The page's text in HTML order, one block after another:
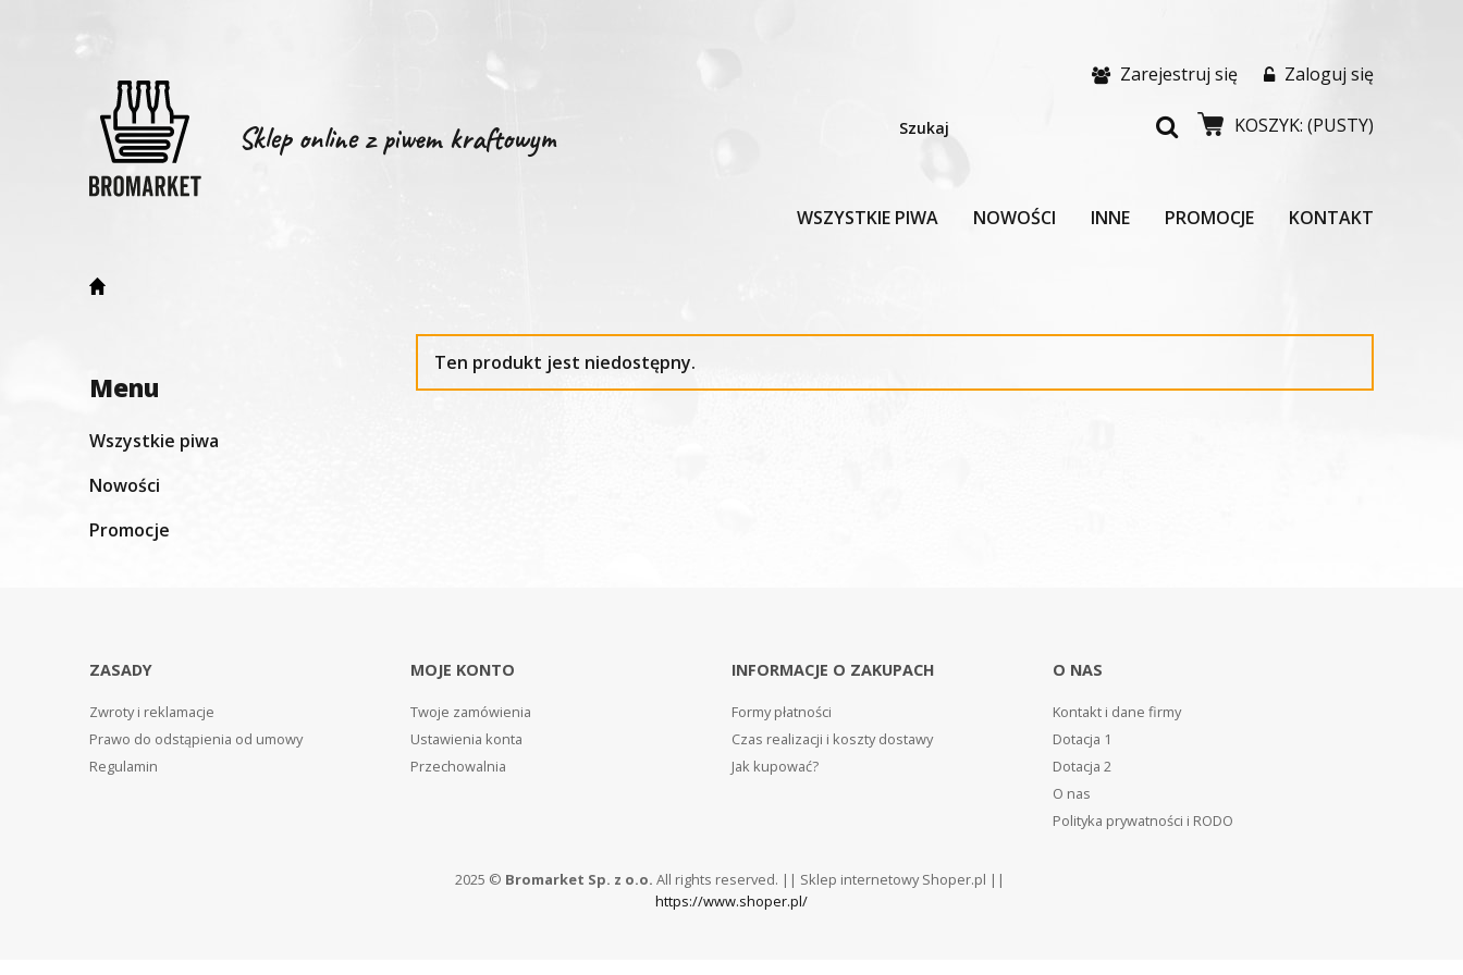
Zarejestruj się Zaloguj się
Sklep online z piwem kraftowym KOSZYK: (PUSTY)
WSZYSTKIE PIWA NOWOŚCI INNE PROMOCJE KONTAKT
Menu
Wszystkie piwa
Nowości
Promocje
Ten produkt jest niedostępny.
ZASADY
Zwroty i reklamacje
Prawo do odstąpienia od umowy
Regulamin
MOJE KONTO
Twoje zamówienia
Ustawienia konta
Przechowalnia
INFORMACJE O ZAKUPACH
Formy płatności
Czas realizacji i koszty dostawy
Jak kupować?
O NAS
Kontakt i dane firmy
Dotacja 1
Dotacja 2
O nas
Polityka prywatności i RODO
2025 © Bromarket Sp. z o.o. All rights reserved. || Sklep internetowy Shoper.pl ||
https://www.shoper.pl/